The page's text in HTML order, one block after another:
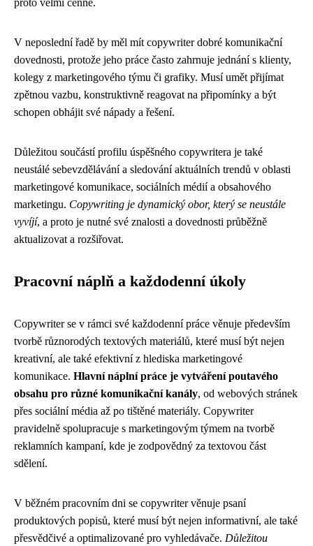
V neposlední řadě by měl mít copywriter dobré komunikační
dovednosti, protože jeho práce často zahrnuje jednání s klienty,
kolegy z marketingového týmu či grafiky. Musí umět přijímat
zpětnou vazbu, konstruktivně reagovat na připomínky a být
schopen obhájit své nápady a řešení.
Důležitou součástí profilu úspěšného copywritera je také
neustálé sebevzdělávání a sledování aktuálních trendů v oblasti
marketingové komunikace, sociálních médií a obsahového
marketingu. Copywriting je dynamický obor, který se neustále
vyvíjí, a proto je nutné své znalosti a dovednosti průběžně
aktualizovat a rozšiřovat.
Pracovní náplň a každodenní úkoly
Copywriter se v rámci své každodenní práce věnuje především
tvorbě různorodých textových materiálů, které musí být nejen
kreativní, ale také efektivní z hlediska marketingové
komunikace. Hlavní náplní práce je vytváření poutavého
obsahu pro různé komunikační kanály, od webových stránek
přes sociální média až po tištěné materiály. Copywriter
pravidelně spolupracuje s marketingovým týmem na tvorbě
reklamních kampaní, kde je zodpovědný za textovou část
sdělení.
V běžném pracovním dni se copywriter věnuje psaní
produktových popisů, které musí být nejen informativní, ale také
přesvědčivé a optimalizované pro vyhledávače. Důležitou